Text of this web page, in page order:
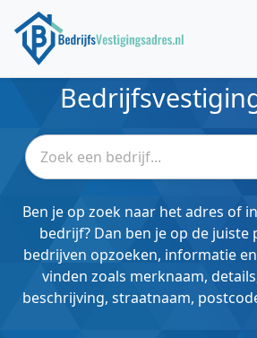
Ben je op zoek naar het adres of
bedrijf? Dan ben je op de juiste
bedrijven opzoeken, informatie
vinden zoals merknaam,
beschrijving, straatnaam,